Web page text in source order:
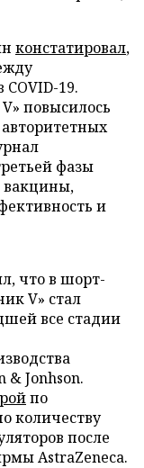
констатировал,
19.
повысилось
фазы
вакцины,
и
что в шорт-
V» стал
все стадии
& Jоnhson.
по
количеству
после
AstraZeneca.